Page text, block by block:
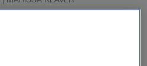
radiostilte
zangeres brengt in de
album uit.